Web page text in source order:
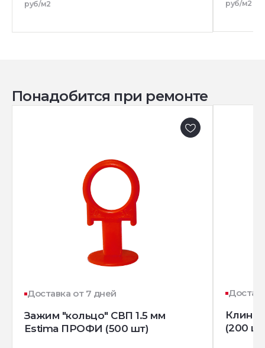
руб/м2 руб/м2
Понадобится при ремонте
Доставка от 7 дней
Зажим "кольцо" СВП 1.5 мм
Estima ПРОФИ (500 шт)
Клин
(200